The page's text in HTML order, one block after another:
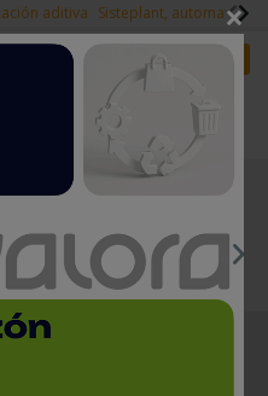
aditiva Sisteplant,
Login empresas
PREMIUM
segunda mano
×